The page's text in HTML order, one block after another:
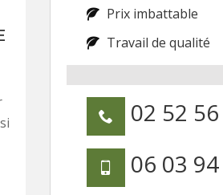
Prix imbattable
Travail de qualité
02 52
06 03